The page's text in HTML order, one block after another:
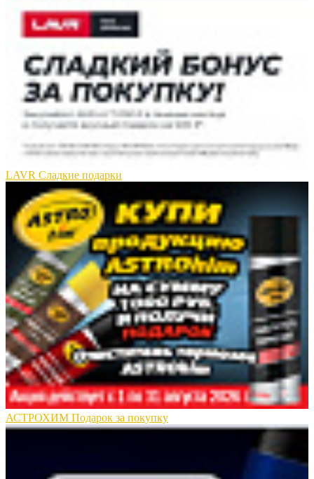
LAVR Сладкие подарки
АСТРОХИМ Подарок за покупку